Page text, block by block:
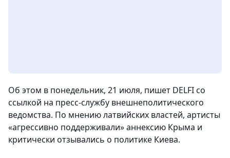
Об этом в понедельник, 21 июля, пишет DELFI со
ссылкой на пресс-службу внешнеполитического
ведомства. По мнению латвийских властей, артисты
«агрессивно поддерживали» аннексию Крыма и
критически отзывались о политике Киева.